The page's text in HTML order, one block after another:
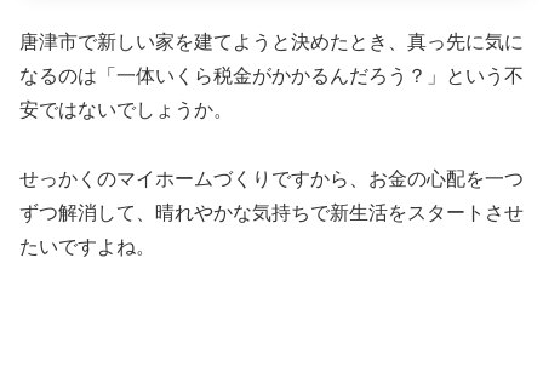
唐津市で新しい家を建てようと決めたとき、真っ先に気に
なるのは「一体いくら税金がかかるんだろう？」という不
安ではないでしょうか。
せっかくのマイホームづくりですから、お金の心配を一つ
ずつ解消して、晴れやかな気持ちで新生活をスタートさせ
たいですよね。